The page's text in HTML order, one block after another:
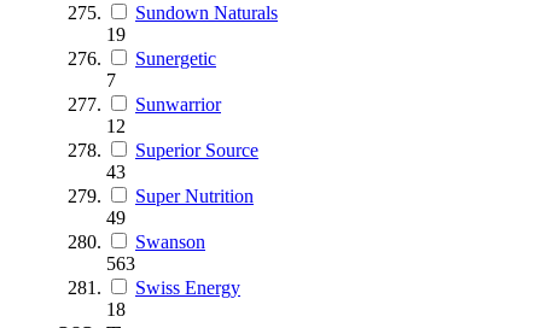
Sundown Naturals
19
Sunergetic
7
Sunwarrior
12
Superior Source
43
Super Nutrition
49
Swanson
563
Swiss Energy
18